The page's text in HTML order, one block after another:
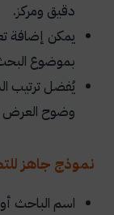
دقيق ومركز.
يمكن إضافة
بموضوع البحث
يُفضل ترتيب
وضوح العرض
نموذج جاهز
اسم الباحث